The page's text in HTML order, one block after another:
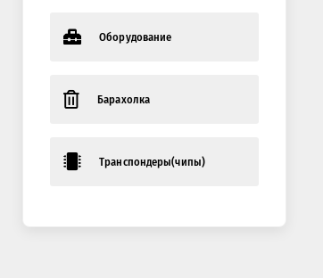
Оборудование
Барахолка
Транспондеры(чипы)